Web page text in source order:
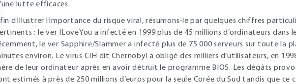
lutte efficaces.
d’illustrer l’importance du risque viral, résumons‐le par quelques chiffres
: le ver ILoveYou a infecté en 1999 plus de 45 millions d’ordinateurs dans
le ver Sapphire/Slammer a infecté plus de 75 000 serveurs sur toute la
environ. Le virus CIH dit Chernobyl a obligé des milliers d’utilisateurs, en
de leur ordinateur après en avoir détruit le programme BIOS. Les dégâts
estimés à près de 250 millions d’euros pour la seule Corée du Sud tandis que